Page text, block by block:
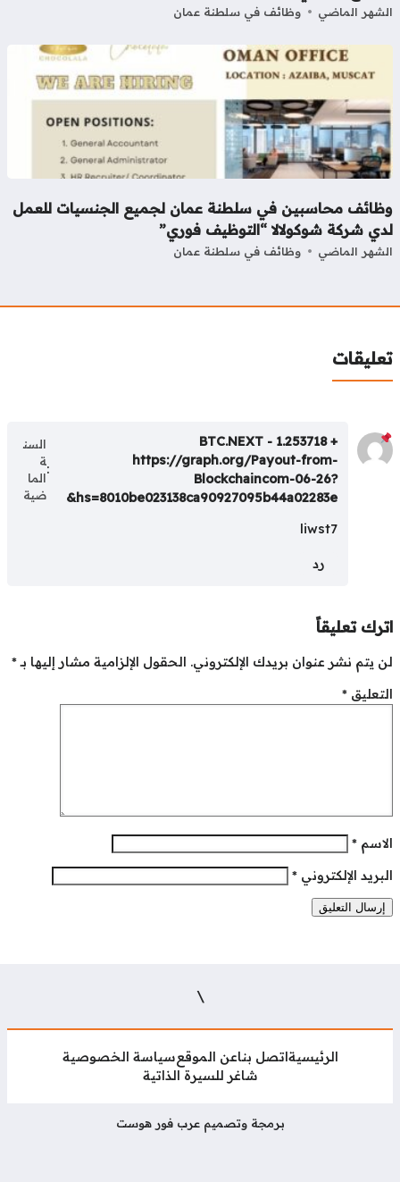
الماضي وظائف في سلطنة عمان
محاسبين في سلطنة عمان لجميع الجنسيات للعمل
شركة شوكولالا “التوظيف فوري”
الماضي وظائف في سلطنة عمان
+ 1.253718 BTC.NEXT -
https://graph.org/Payout-from-
Blockchaincom-06-26?
hs=8010be023138ca90927095b44a02283e&
السن
الما
ضية
liwst7
تعليقاً
يتم نشر عنوان بريدك الإلكتروني. الحقول الإلزامية مشار إليها بـ
*
*
الإلكتروني*
الرئيسيةاتصل بنا عن الموقعسياسة الخصوصية
شاغر للسيرة الذاتية
برمجة وتصميم عرب فور هوست